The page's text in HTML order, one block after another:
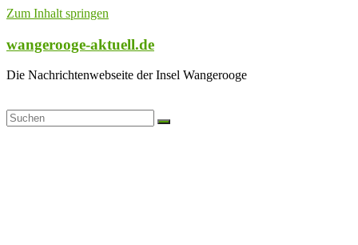
Zum Inhalt springen
wangerooge-aktuell.de
Die Nachrichtenwebseite der Insel Wangerooge